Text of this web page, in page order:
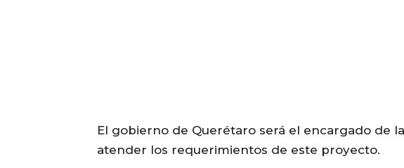
El gobierno de Querétaro será el encargado de
atender los requerimientos de este proyecto.